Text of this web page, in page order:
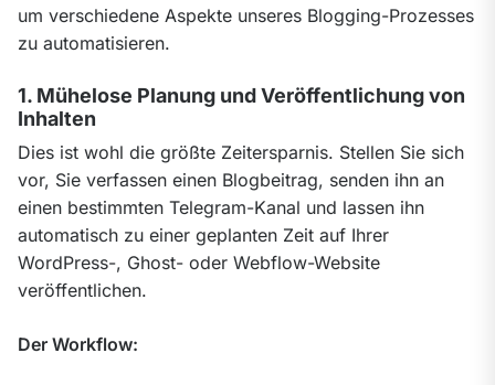
um verschiedene Aspekte unseres Blogging-Prozesses
zu automatisieren.
1. Mühelose Planung und Veröffentlichung von
Inhalten
Dies ist wohl die größte Zeitersparnis. Stellen Sie sich
vor, Sie verfassen einen Blogbeitrag, senden ihn an
einen bestimmten Telegram-Kanal und lassen ihn
automatisch zu einer geplanten Zeit auf Ihrer
WordPress-, Ghost- oder Webflow-Website
veröffentlichen.
Der Workflow: